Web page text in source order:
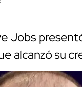
Jobs
alcanzó su